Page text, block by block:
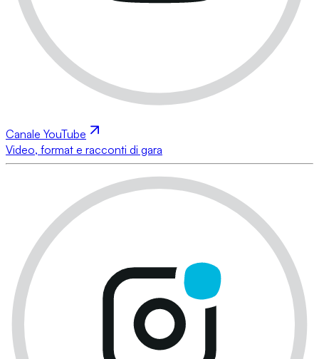
Canale YouTube
Video, format e racconti di gara